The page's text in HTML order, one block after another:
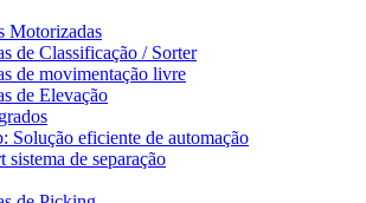
Motorizadas
de Classificação / Sorter
de movimentação livre
de Elevação
Solução eficiente de automação
sistema de separação